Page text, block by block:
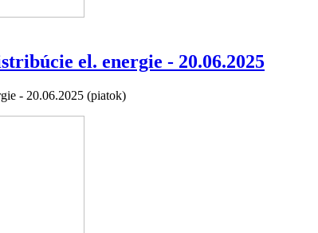
el. energie - 20.06.2025
- 20.06.2025 (piatok)